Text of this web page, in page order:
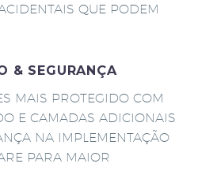
QUE PODEM
& SEGURANÇA
MAIS PROTEGIDO COM
E CAMADAS ADICIONAIS
NA IMPLEMENTAÇÃO
PARA MAIOR